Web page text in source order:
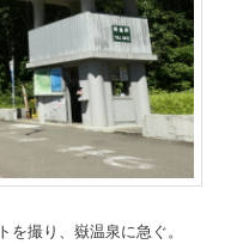
撮り、嶽温泉に急ぐ。